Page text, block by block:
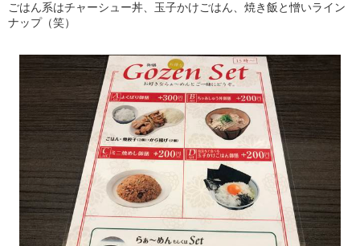
ごはん系はチャーシュー丼、玉子かけごはん、焼き飯と憎いライン
ナップ（笑）